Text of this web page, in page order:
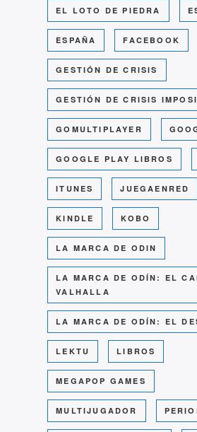
EL LOTO DE PIEDRA
ESPAÑA FACEBOOK
GESTIÓN DE CRISIS
GESTIÓN DE CRISIS
GOMULTIPLAYER
GOOGLE PLAY LIBROS
ITUNES JUEGAENRED
KINDLE KOBO
LA MARCA DE ODIN
LA MARCA DE ODÍN: EL
VALHALLA
LA MARCA DE ODÍN: EL
LEKTU LIBROS
MEGAPOP GAMES
MULTIJUGADOR